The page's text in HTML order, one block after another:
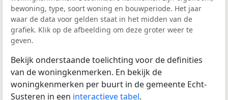
bewoning, type, soort woning en bouwperiode. Het jaar
waar de data voor gelden staat in het midden van de
grafiek. Klik op de afbeelding om deze groter weer te
geven.
Bekijk onderstaande toelichting voor de definities
van de woningkenmerken. En bekijk de
woningkenmerken per buurt in de gemeente Echt-
Susteren in een interactieve tabel.